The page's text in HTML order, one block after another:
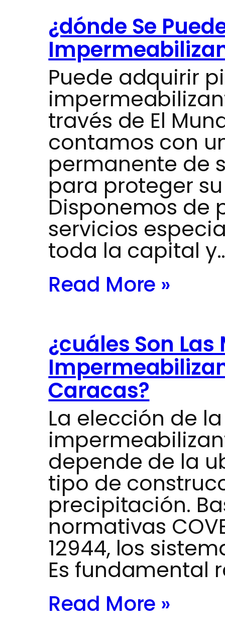
¿dónde Se
Puede adquirir
través de El
contamos con
permanente de
para proteger
Disponemos de
servicios
toda la capital
Read More »
¿cuáles Son
Caracas?
La elección de
depende de la
tipo de
precipitación.
normativas
12944, los
Es fundamental
Read More »